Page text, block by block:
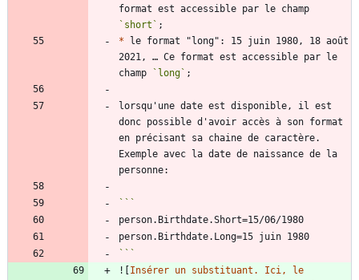
`short`
* le format "long": 15 juin 1980, 18 août
2021, … Ce format est accessible par le
champ
`long`
lorsqu'une date est disponible, il est
donc possible d'avoir accès à son format
en précisant sa chaine de caractère.
Exemple avec la date de naissance de la
```
![ Insérer un substituant. Ici, le